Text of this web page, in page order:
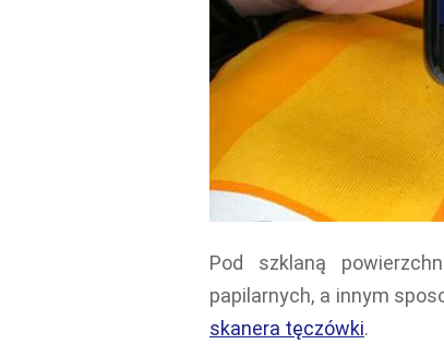
Pod szklaną
papilarnych, a innym
skanera tęczówki.